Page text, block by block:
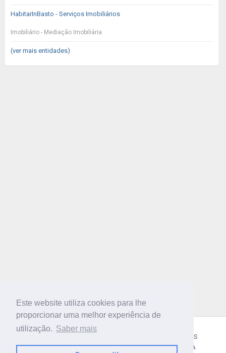
Este website utiliza cookies para lhe
proporcionar uma melhor experiência de
utilização. Saber mais
HabitarInBasto - Serviços Imobiliários
Imobiliário - Mediação Imobiliária
(ver mais entidades)
TERMOS E CONDIÇÕES
POLÍTICA DE PRIVACIDADE
CONTACTOS AJUDA